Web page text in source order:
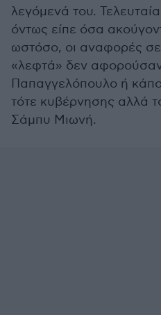
λεγόμενά του.
όντως είπε όσα
ωστόσο, οι αναφορές σε
«λεφτά» δεν
Παπαγγελόπουλο ή
τότε κυβέρνησης αλλά
Σάμπυ Μιωνή.